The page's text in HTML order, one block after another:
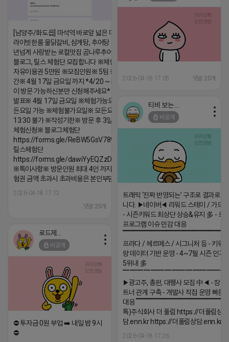
[남양주/화도읍] 마석역 바로앞 넓은 매장과, 프
라이빗한룸 물닭갈비, 삼계탕, 추어탕 맛집 10
년넘게 사랑받는 로컬맛집 곰나루추어탕에서
블로그, 릴스 체험단 모집합니다 ※체험메뉴※
자유이용권 5만원 ※모집인원※ 5팀 ※모집기
간※ 4월 17일 금요일 까지 *4/20 ~ 4/26 사
이 방문 가능하신분만 신청해주세요* ※체험단
발표※ 4월 17일 금요일 ※체험가능요일※ 모
든요일 가능 ※체험불가요일※ 모든요일 12 ~
13:30 불가 ※작성기한※ 방문 후 3일 이내 ※
체험신청※ 블로그체험단
https://forms.gle/ReBW5GsV789ur2Pz6
릴스체험단
https://forms.gle/dawiYyEQZzDdqf8W8
※특이사항※ 방문인원 최대 4인 까지 가능 체
험권 금액 초과시 초과비용은 본인부담입니다.
2026-04-18 17:12
댓글:20개
2026-04-18 17:05 댓글:20개
비공개
트래픽 ‘진짜 반영되는’ 구조로 결과로
니다. ▶네이버◀ 리워드 스테이 / 가드 /
- 시즌키워드 최상단 상승&유지 多 - 로
프로그램 이슈 민감 대응
▔▔▔▔▔▔▔▔▔▔▔▔▔▔▔▔▔▔ ▶
프라다 / 헤르메스 / 시그니처 등 - 키워
량 데이터 기반 운영 - 4~7월 시즌 인기
5위내 多
▶광고주, 총판, 대행사 모집 中◀ - 장기
트너 관계 구축 - 개발사 직접 운영 빠른
대응
톡)주식회사 더 풀림 https://더풀림상
담.enn.kr https://더풀림상담.enn.kr
2026-04-18 17:26
비공개
⛔️ 투자금 0원 부업 ➡️ 내일 밤 9시
⛔️